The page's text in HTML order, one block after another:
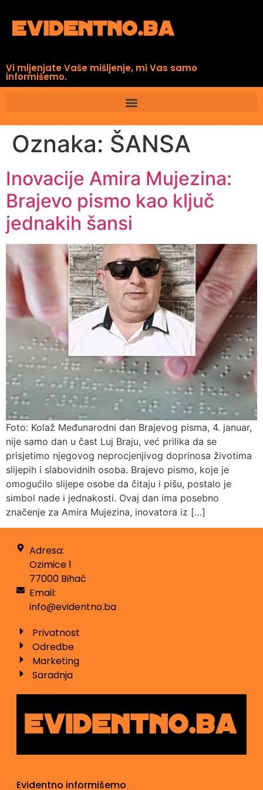
Vi mijenjate Vaše mišljenje, mi Vas samo
informišemo.
Oznaka: ŠANSA
Inovacije Amira Mujezina:
Brajevo pismo kao ključ
jednakih šansi
Foto: Kolaž Međunarodni dan Brajevog pisma, 4. januar,
nije samo dan u čast Luj Braju, već prilika da se
prisjetimo njegovog neprocjenjivog doprinosa životima
slijepih i slabovidnih osoba. Brajevo pismo, koje je
omogućilo slijepe osobe da čitaju i pišu, postalo je
simbol nade i jednakosti. Ovaj dan ima posebno
značenje za Amira Mujezina, inovatora iz […]
Adresa:
Ozimice 1
77000 Bihać
Email:
info@evidentno.ba
Privatnost
Odredbe
Marketing
Saradnja
Evidentno informišemo